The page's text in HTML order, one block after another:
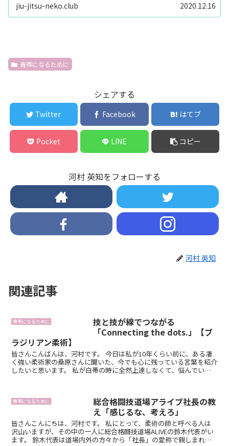
jiu-jitsu-neko.club 2020.12.16
青帯になるために
シェアする
Twitter Facebook はてブ
Pocket LINE コピー
河村 英知をフォローする
河村 英知
関連記事
青帯になるために
技と技が線でつながる
「Connecting the dots.」【ブ
ラジリアン柔術】
皆さんこんばんは、河村です。 今日は私が10年くらい前に、ある凄
く強い柔術家の桑原さんに聞いた、今でも心に残っている言葉を紹介
したいと思います。 私が白帯の時に全然上達しなくて、悩んでいた
青帯になるために
総合格闘技道場アライブ社長の教
え「感じるな、考えろ」
皆さんこんにちは、河村です。 私にとって、柔術の師と呼べる人は
沢山いますが、その中の一人に総合格闘技道場ALIVEの鈴木代表がい
ます。 鈴木代表は道場内外の方々から「社長」の愛称で親しまれて